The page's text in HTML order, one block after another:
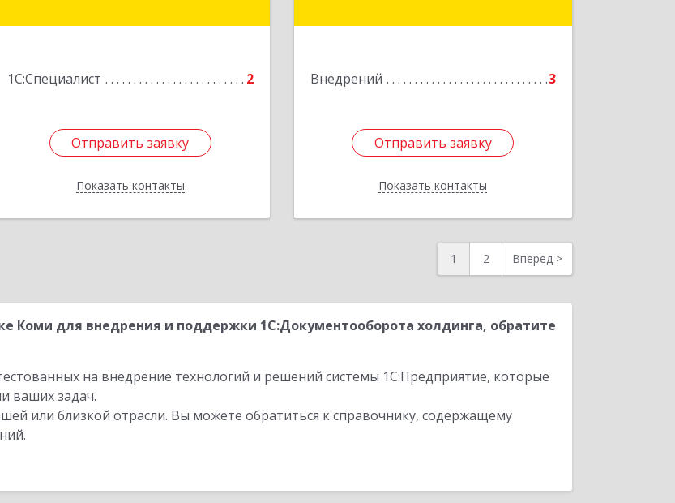
1С:Специалист 2
Отправить заявку
Показать контакты
Отправить заявку
Назад
Внедрений 3
Отправить заявку
Показать контакты
Отправить заявку
Назад
1 2 Вперед >
Коми для внедрения и поддержки 1С:Документооборота холдинга, обратите
на внедрение технологий и решений системы 1С:Предприятие, которые
ваших задач.
или близкой отрасли. Вы можете обратиться к справочнику, содержащему